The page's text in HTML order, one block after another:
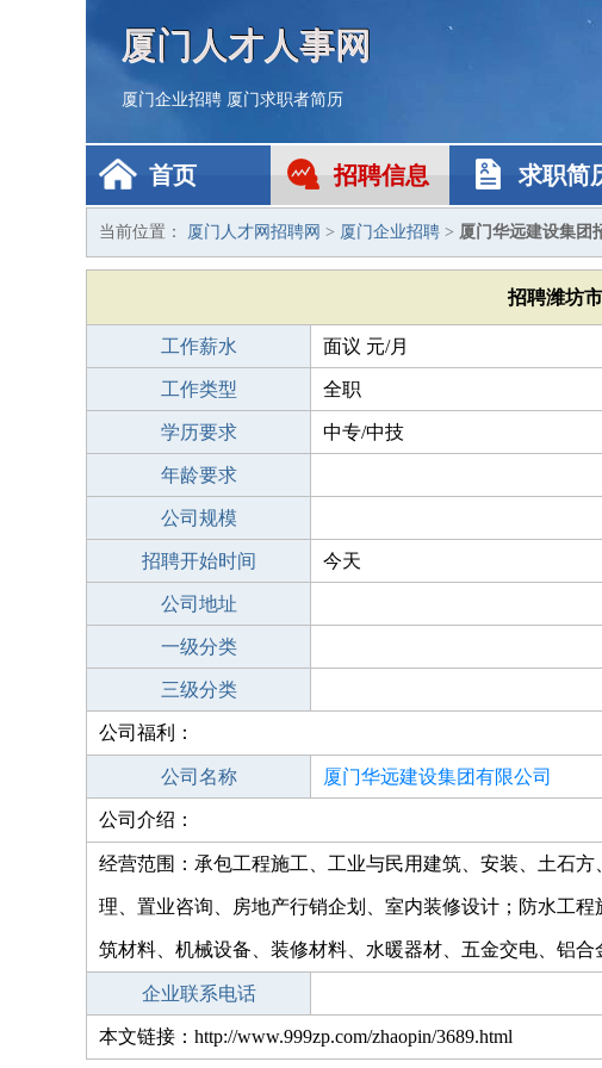
厦门人才人事网
厦门企业招聘 厦门求职者简历
首页 招聘信息 求职简
当前位置： 厦门人才网招聘网 > 厦门企业招聘 > 厦门华远建设集团
招聘潍坊
工作薪水 面议 元/月
工作类型 全职
学历要求 中专/中技
年龄要求
公司规模
招聘开始时间 今天
公司地址
一级分类
三级分类
公司福利：
公司名称 厦门华远建设集团有限公司
公司介绍：
经营范围：承包工程施工、工业与民用建筑、安装、土石
理、置业咨询、房地产行销企划、室内装修设计；防水工
筑材料、机械设备、装修材料、水暖器材、五金交电、铝合
企业联系电话
本文链接：http://www.999zp.com/zhaopin/3689.html